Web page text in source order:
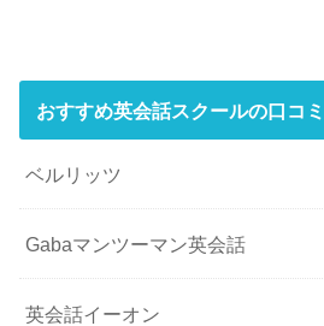
おすすめ英会話スクールの口コ
ベルリッツ
Gabaマンツーマン英会話
英会話イーオン